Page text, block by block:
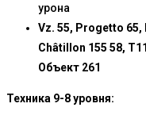
урона
Vz. 55, Progetto 65,
Châtillon 155 58,
Объект 261
Техника 9-8 уровня: